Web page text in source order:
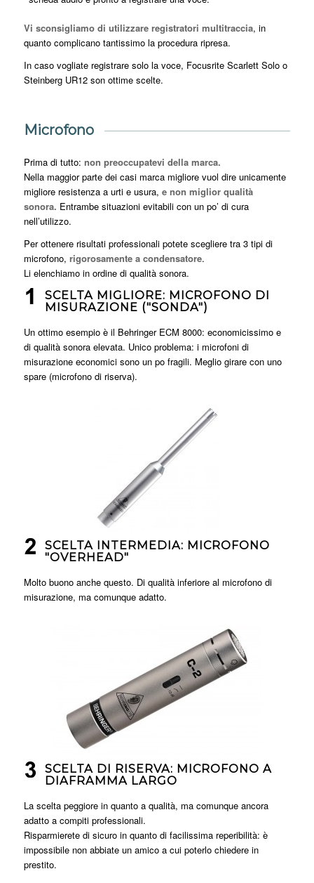
Vi sconsigliamo di utilizzare registratori multitraccia, in
quanto complicano tantissimo la procedura ripresa.
In caso vogliate registrare solo la voce, Focusrite Scarlett Solo o
Steinberg UR12 son ottime scelte.
Microfono
Prima di tutto: non preoccupatevi della marca.
Nella maggior parte dei casi marca migliore vuol dire unicamente
migliore resistenza a urti e usura, e non miglior qualità
sonora. Entrambe situazioni evitabili con un po’ di cura
nell’utilizzo.
Per ottenere risultati professionali potete scegliere tra 3 tipi di
microfono, rigorosamente a condensatore.
Li elenchiamo in ordine di qualità sonora.
SCELTA MIGLIORE: MICROFONO DI
MISURAZIONE ("SONDA")
Un ottimo esempio è il Behringer ECM 8000: economicissimo e
di qualità sonora elevata. Unico problema: i microfoni di
misurazione economici sono un po fragili. Meglio girare con uno
spare (microfono di riserva).
SCELTA INTERMEDIA: MICROFONO
"OVERHEAD"
Molto buono anche questo. Di qualità inferiore al microfono di
misurazione, ma comunque adatto.
SCELTA DI RISERVA: MICROFONO A
DIAFRAMMA LARGO
La scelta peggiore in quanto a qualità, ma comunque ancora
adatto a compiti professionali.
Risparmierete di sicuro in quanto di facilissima reperibilità: è
impossibile non abbiate un amico a cui poterlo chiedere in
prestito.